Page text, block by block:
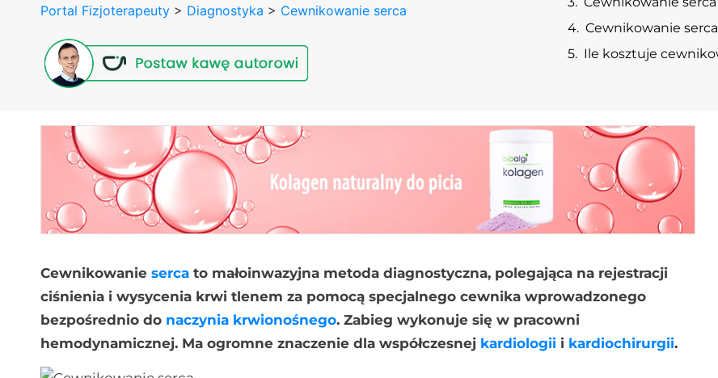
Portal Fizjoterapeuty > Diagnostyka > Cewnikowanie serca
Cewnikowanie
Ile kosztuje
Cewnikowanieserca to małoinwazyjna metoda diagnostyczna, polegająca na rejestracji
ciśnienia i wysycenia krwi tlenem za pomocą specjalnego cewnika wprowadzonego
bezpośrednio do naczynia krwionośnego. Zabieg wykonuje się w pracowni
hemodynamicznej. Ma ogromne znaczenie dla współczesnej kardiologii i kardiochirurgii.